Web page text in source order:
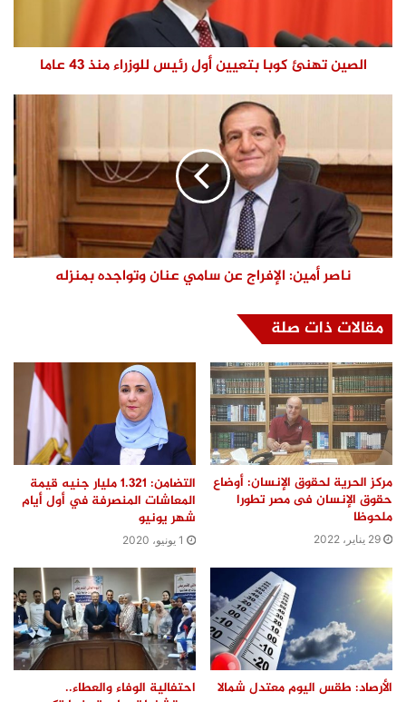
الصين تهنئ كوبا بتعيين أول رئيس للوزراء منذ 43 عاما
ناصر أمين: الإفراج عن سامي عنان وتواجده بمنزله
مقالات ذات صلة
مركز الحرية لحقوق الإنسان: أوضاع
حقوق الإنسان فى مصر تطورا
ملحوظا
29 يناير، 2022
التضامن: 1.321 مليار جنيه قيمة
المعاشات المنصرفة في أول أيام
شهر يونيو
1 يونيو، 2020
الأرصاد: طقس اليوم معتدل شمالا
احتفالية الوفاء والعطاء..